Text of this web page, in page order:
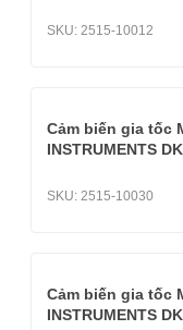
SKU: 2515-10012
Cảm biến gia tốc
INSTRUMENTS
SKU: 2515-10030
Cảm biến gia tốc
INSTRUMENTS